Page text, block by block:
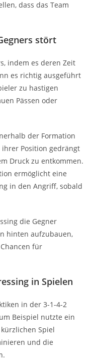
dass das Team
stört
indem es deren Zeit
es richtig ausgeführt
zu hastigen
Pässen oder
der Formation
ihrer Position gedrängt
Druck zu entkommen.
ermöglicht eine
in den Angriff, sobald
die Gegner
hinten aufzubauen,
für
in Spielen
in der 3-1-4-2
Beispiel nutzte ein
Spiel
und die